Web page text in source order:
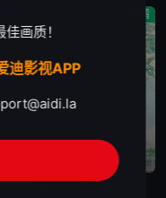
剧情
蓝光画质
画质！
迪影视APP